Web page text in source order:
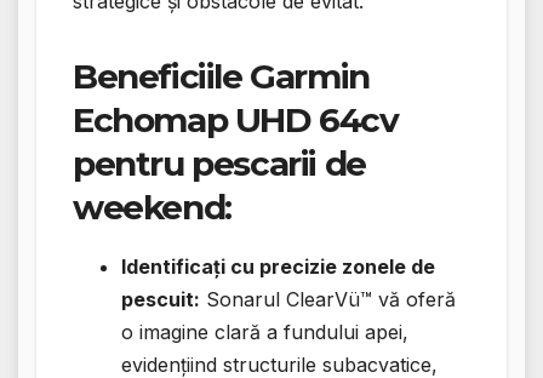
Beneficiile Garmin
Echomap UHD 64cv
pentru pescarii de
weekend:
Identificați cu precizie zonele de
pescuit: Sonarul ClearVü™ vă oferă
o imagine clară a fundului apei,
evidențiind structurile subacvatice,